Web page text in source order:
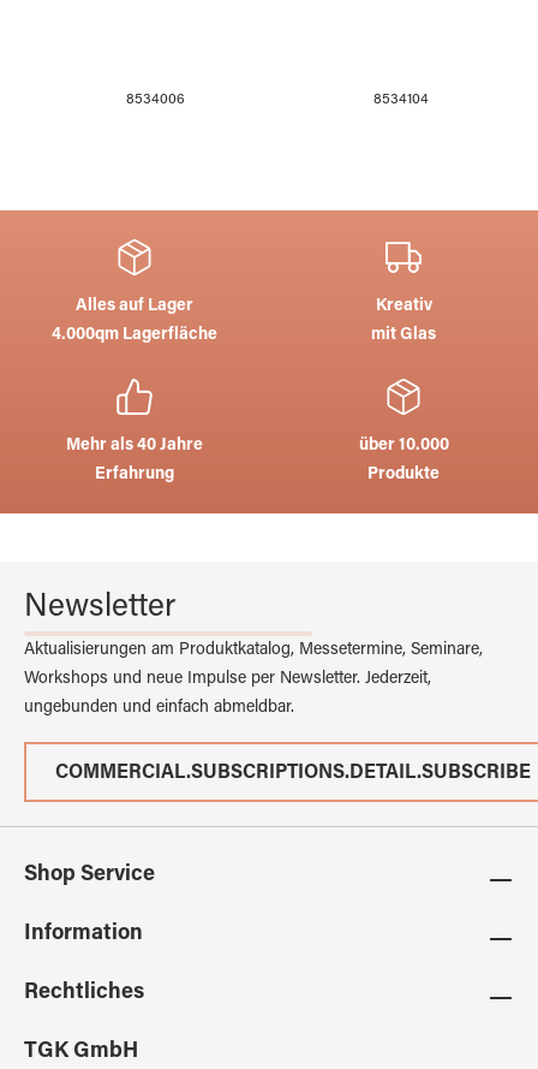
8534006 8534104
Alles auf Lager
4.000qm Lagerfläche
Kreativ
mit Glas
Mehr als 40 Jahre
Erfahrung
über 10.000
Produkte
Newsletter
Aktualisierungen am Produktkatalog, Messetermine, Seminare,
Workshops und neue Impulse per Newsletter. Jederzeit,
ungebunden und einfach abmeldbar.
COMMERCIAL.SUBSCRIPTIONS.DETAIL.SUBSCRIBE
Shop Service
Information
Rechtliches
TGK GmbH